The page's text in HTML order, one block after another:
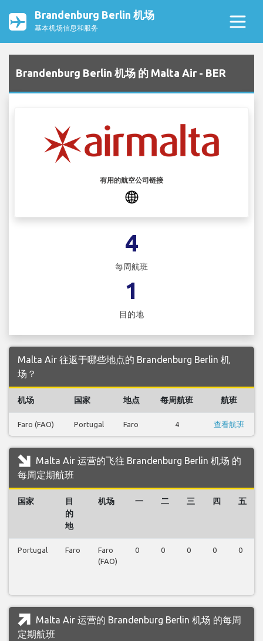
Brandenburg Berlin 机场
基本机场信息和服务
Brandenburg Berlin 机场 的 Malta Air - BER
有用的航空公司链接
4
每周航班
1
目的地
Malta Air 往返于哪些地点的 Brandenburg Berlin 机
场？
机场 国家 地点 每周航班 航班
Faro (FAO) Portugal Faro 4 查看航班
Malta Air 运营的飞往 Brandenburg Berlin 机场 的
每周定期航班
国家
目
的
地
机场 一 二 三 四 五
Portugal Faro
Faro
(FAO)
0 0 0 0 0
Malta Air 运营的 Brandenburg Berlin 机场 的每周
定期航班